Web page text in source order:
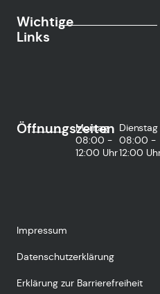
Wichtige
Links
Öffnungszeiten
Montag
08:00 -
12:00 Uhr
Dienstag
08:00 -
12:00
Impressum
Datenschutzerklärung
Erklärung zur Barrierefreiheit